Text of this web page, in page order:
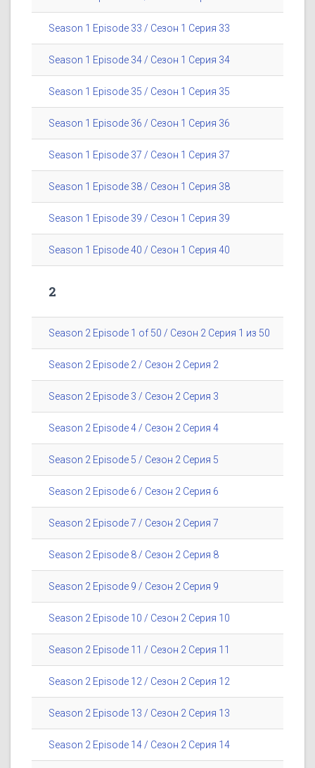
Season 1 Episode 33 / Сезон 1 Серия 33
Season 1 Episode 34 / Сезон 1 Серия 34
Season 1 Episode 35 / Сезон 1 Серия 35
Season 1 Episode 36 / Сезон 1 Серия 36
Season 1 Episode 37 / Сезон 1 Серия 37
Season 1 Episode 38 / Сезон 1 Серия 38
Season 1 Episode 39 / Сезон 1 Серия 39
Season 1 Episode 40 / Сезон 1 Серия 40
2
Season 2 Episode 1 of 50 / Сезон 2 Серия 1 из 50
Season 2 Episode 2 / Сезон 2 Серия 2
Season 2 Episode 3 / Сезон 2 Серия 3
Season 2 Episode 4 / Сезон 2 Серия 4
Season 2 Episode 5 / Сезон 2 Серия 5
Season 2 Episode 6 / Сезон 2 Серия 6
Season 2 Episode 7 / Сезон 2 Серия 7
Season 2 Episode 8 / Сезон 2 Серия 8
Season 2 Episode 9 / Сезон 2 Серия 9
Season 2 Episode 10 / Сезон 2 Серия 10
Season 2 Episode 11 / Сезон 2 Серия 11
Season 2 Episode 12 / Сезон 2 Серия 12
Season 2 Episode 13 / Сезон 2 Серия 13
Season 2 Episode 14 / Сезон 2 Серия 14